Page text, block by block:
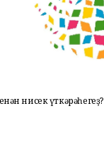
нисек үткәрәһегеҙ?